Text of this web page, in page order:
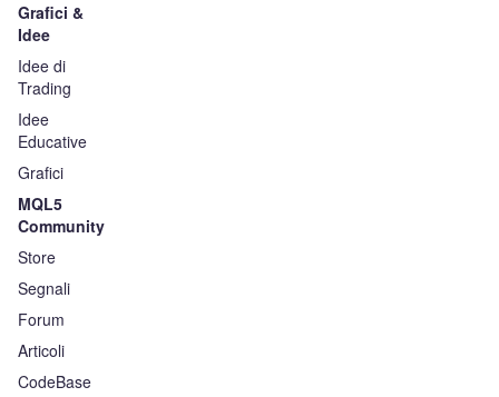
Grafici &
Idee
Idee di
Trading
Idee
Educative
Grafici
MQL5
Community
Store
Segnali
Forum
Articoli
CodeBase